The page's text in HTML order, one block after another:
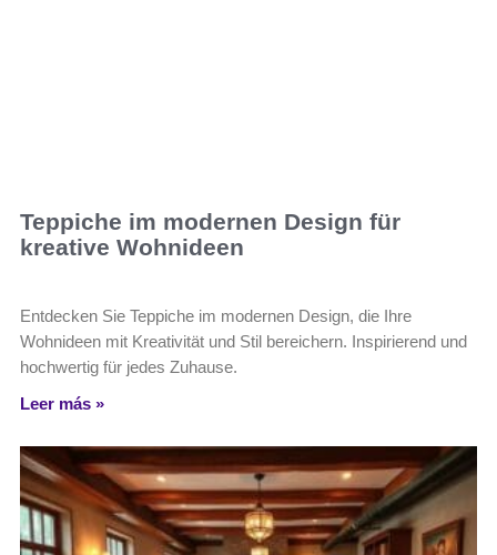
Teppiche im modernen Design für
kreative Wohnideen
Entdecken Sie Teppiche im modernen Design, die Ihre
Wohnideen mit Kreativität und Stil bereichern. Inspirierend und
hochwertig für jedes Zuhause.
Leer más »